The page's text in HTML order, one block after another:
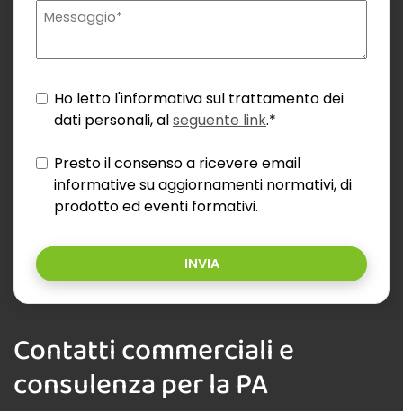
Ho letto l'informativa sul trattamento dei
dati personali, alseguente link.*
Presto il consenso a ricevere email
informative su aggiornamenti normativi, di
prodotto ed eventi formativi.
INVIA
Contatti commerciali e
consulenza per la PA